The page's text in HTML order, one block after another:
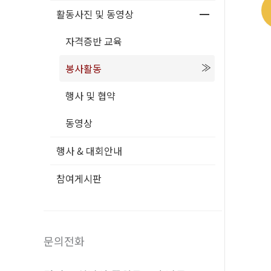
활동사진 및 동영상
자격증반 교육
봉사활동
행사 및 협약
동영상
행사 & 대회안내
참여게시판
문의전화